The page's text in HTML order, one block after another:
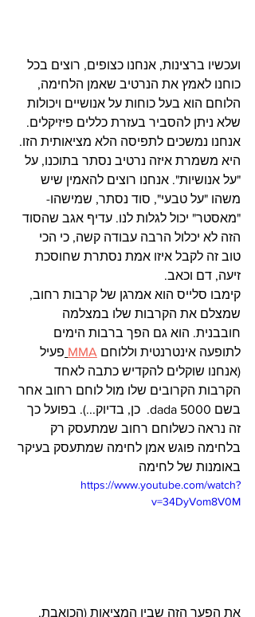
ועכשיו ברצינות, אנחנו כצופים, רוצים בכל
כוחנו לאמץ את הנרטיב שאמן הלחימה,
הלוחם הוא בעל כוחות על אנושיים ויכולות
שלא ניתן להסביר בעזרת כללים פיזיקלים.
אנחנו נמשכים לתפיסה הלא מציאותית הזו.
היא משמרת איזה נרטיב נסתר בתוכנו, על
"על אנושיות". אנחנו רוצים להאמין שיש
משהו "על טבעי", סוד נסתר, שמישהו-
"מאסטר" יכול לגלות לנו. עדיף אגב שהסוד
הזה לא יכלול הרבה עבודה קשה, כי הכי
טוב זה לקבל איזו אמת נסתרת שחוסכת
זיעה, דם וכאב.
קימבו סלייס הוא אמרגן של קרבות רחוב,
שמצלם את הקרבות שלו במצלמה
חובבנית. הוא גם הפך ברבות הימים
לתופעה אינטרנטית וללוחם MMA פעיל
(אנחנו שוקלים להקדיש כתבה לאחד
הקרבות הקרובים שלו מול לוחם רחוב אחר
בשם dada 5000.  כן, בדיוק...). בפועל כך
זה נראה כשלוחם רחוב שמתעסק רק
בלחימה פוגש אמן לחימה שמתעסק בעיקר
באומנות של לחימה
https://www.youtube.com/watch?
v=34DyVom8V0M
את הפער הזה שבין המציאות (הכואבת,